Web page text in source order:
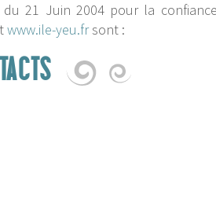
21 Juin 2004 pour la
www.ile-yeu.frsont :